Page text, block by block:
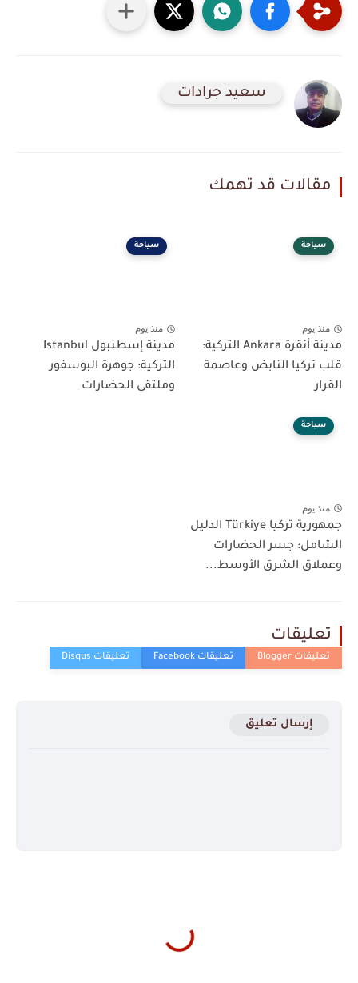
سعيد جرادات
مقالات قد تهمك
سياحة
منذ يوم
مدينة أنقرة Ankara التركية:
قلب تركيا النابض وعاصمة
القرار
سياحة
منذ يوم
مدينة إسطنبول Istanbul
التركية: جوهرة البوسفور
وملتقى الحضارات
سياحة
منذ يوم
جمهورية تركيا Türkiye الدليل
الشامل: جسر الحضارات
وعملاق الشرق الأوسط...
تعليقات
إرسال تعليق